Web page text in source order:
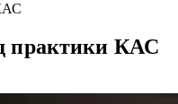
практики КАС